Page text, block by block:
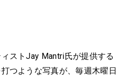
ストJay Mantri氏が提供する
つような写真が、毎週木曜日